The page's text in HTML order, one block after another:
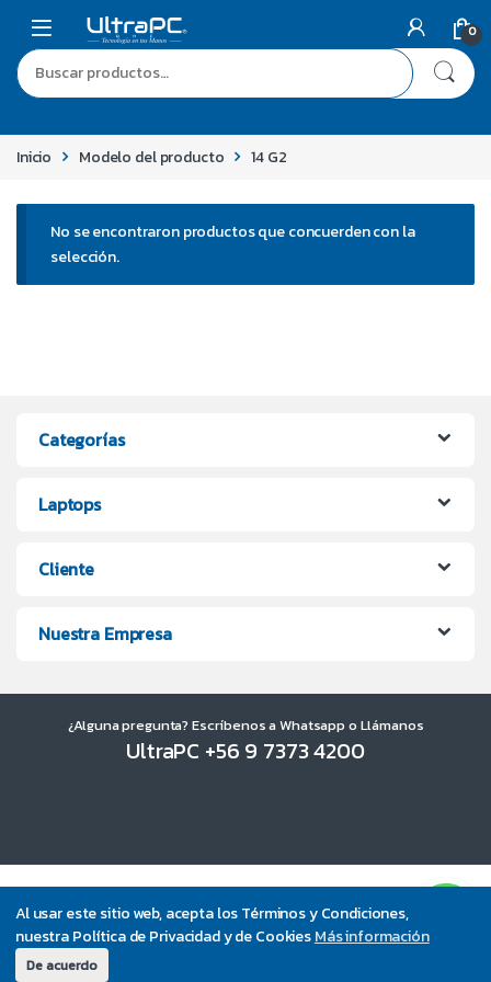
Al usar este sitio web, acepta los Términos y Condiciones,
nuestra Política de Privacidad y de CookiesMás información
De acuerdo
0
Inicio Modelo del producto 14 G2
No se encontraron productos que concuerden con la
selección.
Categorías
Laptops
Cliente
Nuestra Empresa
¿Alguna pregunta? Escríbenos a Whatsapp o Llámanos
UltraPC +56 9 7373 4200